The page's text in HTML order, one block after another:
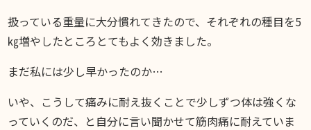
扱っている重量に大分慣れてきたので、それぞれの種目を5
㎏増やしたところとてもよく効きました。
まだ私には少し早かったのか…
いや、こうして痛みに耐え抜くことで少しずつ体は強くな
っていくのだ、と自分に言い聞かせて筋肉痛に耐えていま